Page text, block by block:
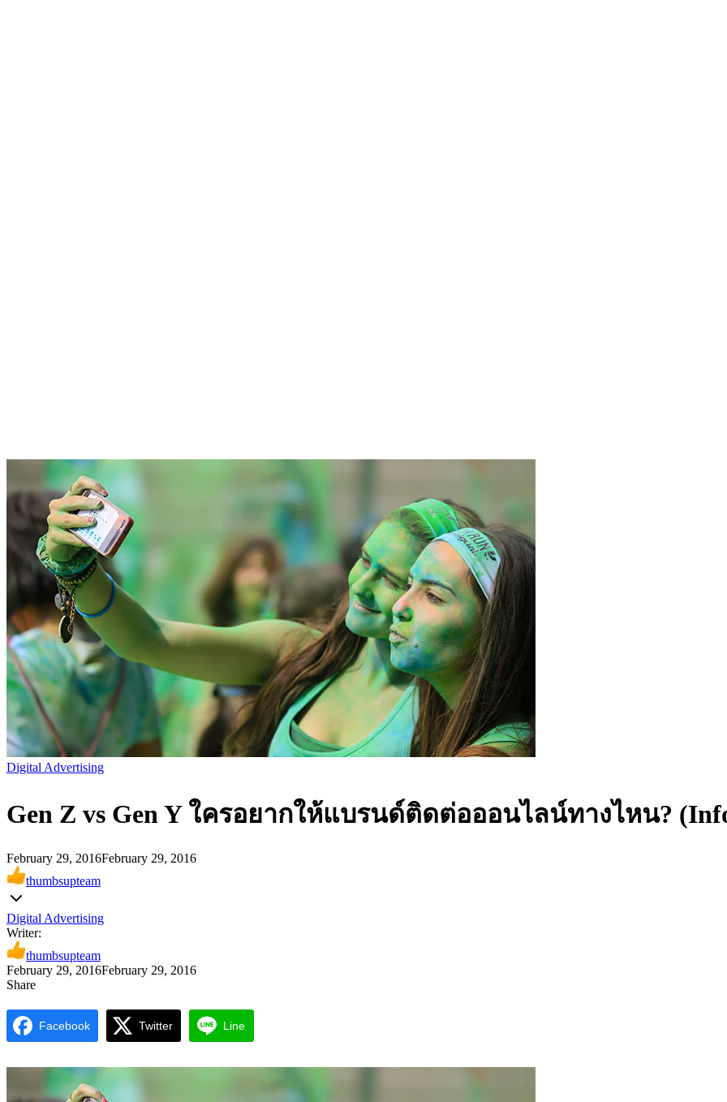
Digital Advertising
Gen Z vs Gen Y ใครอยากให้แบรนด์ติดต่อออนไลน์ทางไหน?
February 29, 2016February 29, 2016
thumbsupteam
Digital Advertising
Writer:
thumbsupteam
February 29, 2016February 29, 2016
Share
Facebook Twitter Line